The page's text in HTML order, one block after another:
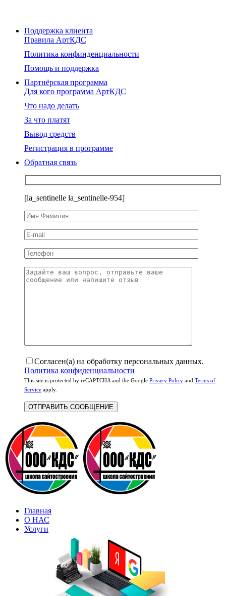
Поддержка клиента
Правила АртКДС
Политика конфинденциальности
Помощь и поддержка
Партнёрская программа
Для кого программа АртКДС
Что надо делать
За что платят
Вывод средств
Регистрация в программе
Обратная связь
[la_sentinelle la_sentinelle-954]
Согласен(а) на обработку персональных данных.
Политика конфиденциальности
This site is protected by reCAPTCHA and the Google Privacy Policy and Terms of
Service apply.
Главная
О НАС
Услуги